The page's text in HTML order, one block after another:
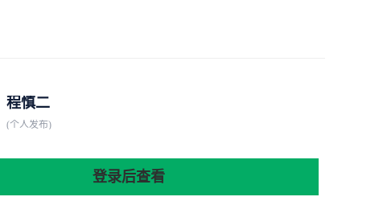
程慎二
(个人发布)
登录后查看